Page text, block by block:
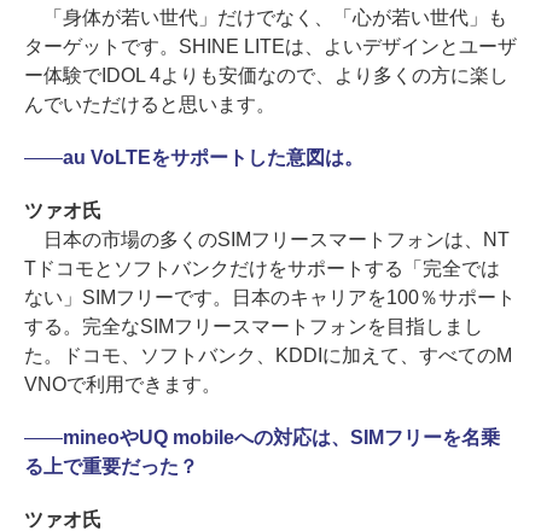
「身体が若い世代」だけでなく、「心が若い世代」も
ターゲットです。SHINE LITEは、よいデザインとユーザ
ー体験でIDOL 4よりも安価なので、より多くの方に楽し
んでいただけると思います。
――au VoLTEをサポートした意図は。
ツァオ氏
日本の市場の多くのSIMフリースマートフォンは、NT
Tドコモとソフトバンクだけをサポートする「完全では
ない」SIMフリーです。日本のキャリアを100％サポート
する。完全なSIMフリースマートフォンを目指しまし
た。ドコモ、ソフトバンク、KDDIに加えて、すべてのM
VNOで利用できます。
――mineoやUQ mobileへの対応は、SIMフリーを名乗
る上で重要だった？
ツァオ氏